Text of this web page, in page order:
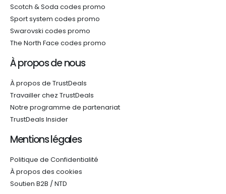
Scotch & Soda codes promo
Sport system codes promo
Swarovski codes promo
The North Face codes promo
À propos de nous
À propos de TrustDeals
Travailler chez TrustDeals
Notre programme de partenariat
TrustDeals Insider
Mentions légales
Politique de Confidentialité
À propos des cookies
Soutien B2B / NTD